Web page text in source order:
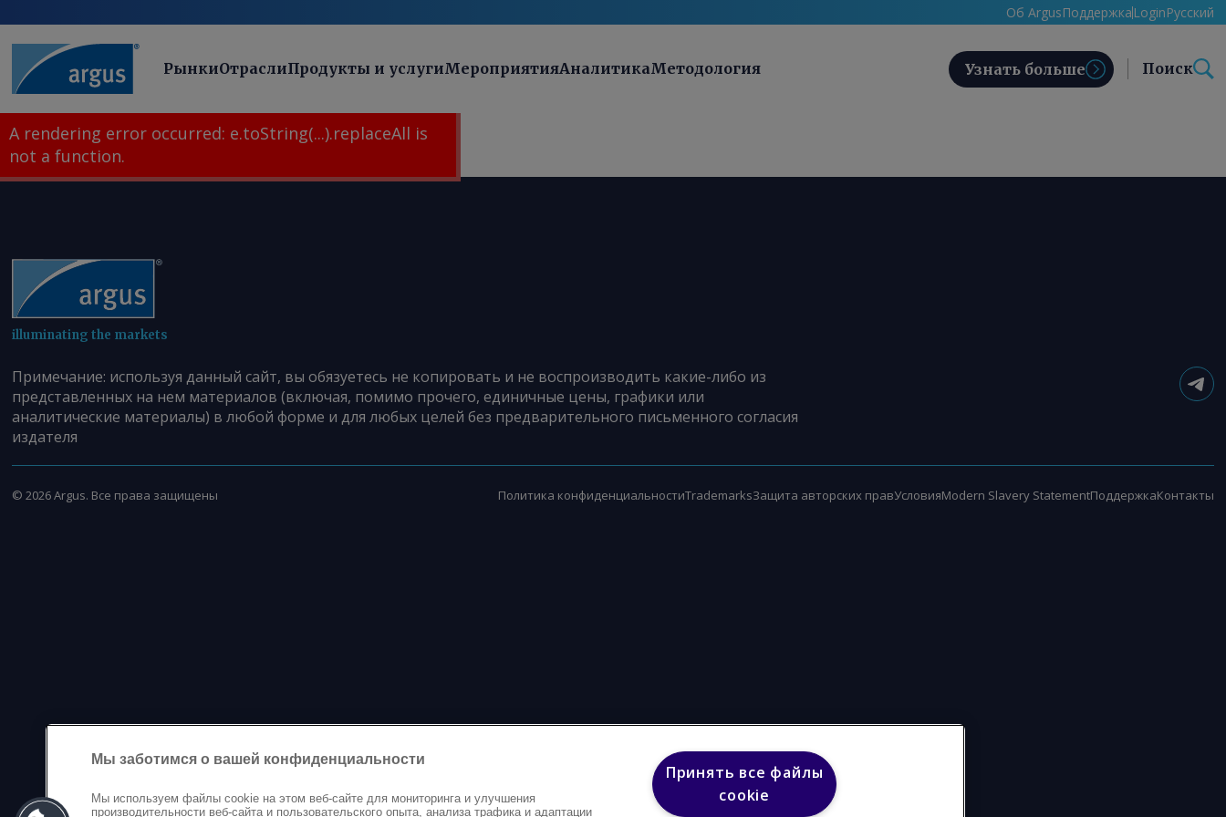
Об ArgusПоддержка LoginРусский
РынкиОтраслиПродукты и услугиМероприятияАналитикаМетодология Узнать больше Поиск
A rendering error occurred: e.toString(...).replaceAll is
not a function.
illuminating the markets
Примечание: используя данный сайт, вы обязуетесь не копировать и не воспроизводить какие-либо из
представленных на нем материалов (включая, помимо прочего, единичные цены, графики или
аналитические материалы) в любой форме и для любых целей без предварительного письменного согласия
издателя
© 2026Argus. Все права защищены Политика конфиденциальностиTrademarksЗащита авторских правУсловияModern Slavery StatementПоддержкаКонтакты
Мы заботимся о вашей конфиденциальности
Мы используем файлы cookie на этом веб-сайте для мониторинга и улучшения
производительности веб-сайта и пользовательского опыта, анализа трафика и адаптации
Принять все файлы
cookie